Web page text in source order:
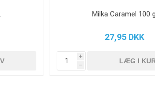
Milka Caramel 100
27,95 DKK
i
h